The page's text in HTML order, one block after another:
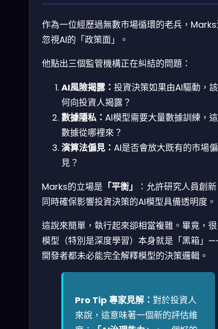
作為一位經歷過無數市場循環的老兵，
忽視AI的「政策面」。
他點出三個監管機構正在糾結的問題：
AI風險揭露： 投資決策如果由AI驅動，
何向投資人揭露？
數據隱私： AI模型需要大量數據訓練，
數據從哪裡來？
演算法偏見： AI是否會放大既有的市場偏
見？
Marks的立場是 「平衡」
：允許研究人員創
同時確保影響投資決策的AI模型具備透明度。
這說來簡單，執行起來卻相當複雜。畢竟，
模型（特別是深度學習）本身就是「黑箱」
開發者都未必能完全解釋模型的決策邏輯。
Pro Tip 專家見解： 對於投資人
來說，這意味著一個新的評估維